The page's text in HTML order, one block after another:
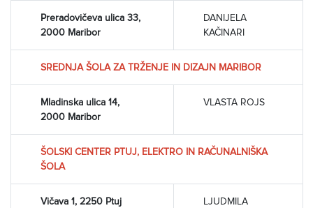
Preradovičeva ulica 33,
2000 Maribor
DANIJELA
KAČINARI
SREDNJA ŠOLA ZA TRŽENJE IN DIZAJN MARIBOR
Mladinska ulica 14,
2000 Maribor
VLASTA ROJS
ŠOLSKI CENTER PTUJ, ELEKTRO IN RAČUNALNIŠKA
ŠOLA
Vičava 1, 2250 Ptuj
LJUDMILA